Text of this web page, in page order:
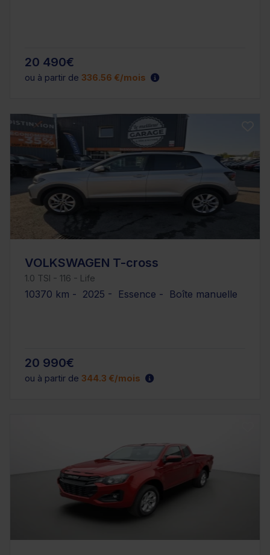
20 490€
ou à partir de 336.56 €/mois
VOLKSWAGEN T-cross
1.0 TSI - 116 - Life
10370 km - 2025 - Essence - Boîte manuelle
20 990€
ou à partir de 344.3 €/mois